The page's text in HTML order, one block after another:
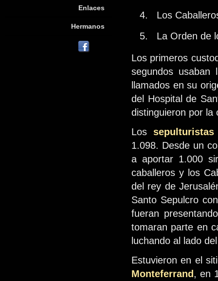
Los
La Orden de
Los primeros
segundos
llamados en su
del Hospital de
distinguieron por la
Los
1.098. Desde un
a aportar 1.000
caballeros y los
del rey de
Santo Sepulcro
fueran
tomaran parte en
luchando al lado
Estuvieron en el
Monteferrand, en
Enlaces
Hermanos